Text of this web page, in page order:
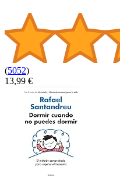
(5052)
13,99 €